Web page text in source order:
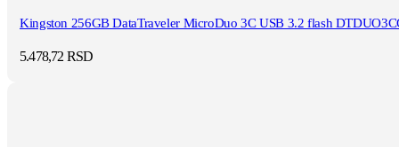
Kingston 256GB DataTraveler MicroDuo 3C USB 3.2 flash
5.478,72 RSD